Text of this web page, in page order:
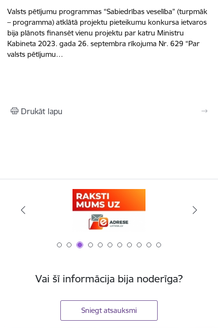
Valsts pētījumu programmas “Sabiedrības veselība” (turpmāk
– programma) atklātā projektu pieteikumu konkursa ietvaros
bija plānots finansēt vienu projektu par katru Ministru
Kabineta 2023. gada 26. septembra rīkojuma Nr. 629 “Par
valsts pētījumu…
Drukāt lapu
Vai šī informācija bija noderīga?
Sniegt atsauksmi